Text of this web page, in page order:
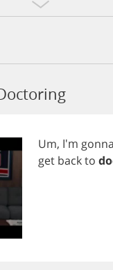
Um, I'm gonna
get backto